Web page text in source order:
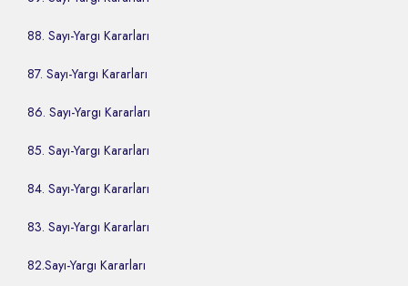
88. Sayı-Yargı Kararları
87. Sayı-Yargı Kararları
86. Sayı-Yargı Kararları
85. Sayı-Yargı Kararları
84. Sayı-Yargı Kararları
83. Sayı-Yargı Kararları
82.Sayı-Yargı Kararları